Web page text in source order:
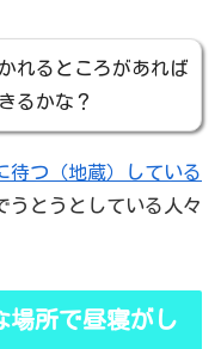
れるところがあれば
るかな？
待つ（地蔵）している
うとうとしている人々
場所で昼寝がし